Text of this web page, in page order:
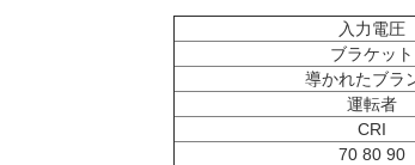
入力電圧
ブラケット
導かれたブラ
運転者
CRI
70 80 90